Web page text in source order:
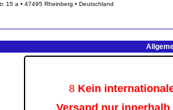
15 a • 47495 Rheinberg • Deutschland